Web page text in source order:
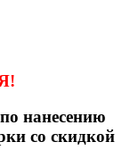
нанесению
со скидкой